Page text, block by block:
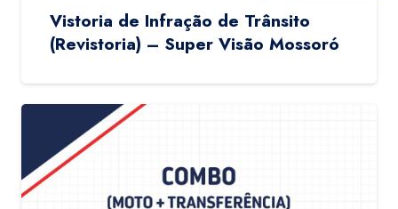
Vistoria de Infração de Trânsito
(Revistoria) – Super Visão Mossoró